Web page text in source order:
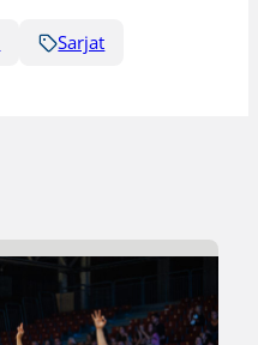
Sarjat